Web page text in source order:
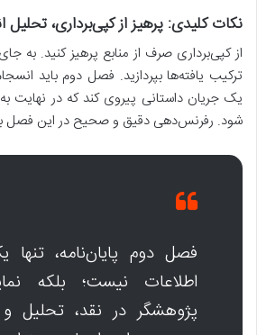
نکات کلیدی: پرهیز از کپی‌برداری، تحلیل
از کپی‌برداری صرف از منابع پرهیز کنید. به
ترکیب یافته‌ها بپردازید. فصل دوم باید
یک جریان داستانی پیروی کند که در نهایت
شود. رفرنس‌دهی دقیق و صحیح در این فصل
فصل دوم پایان‌نامه،
اطلاعات نیست؛ بلکه
پژوهشگر در نقد، تحلیل